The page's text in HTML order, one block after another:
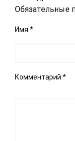
Обязательные
Имя *
Комментарий *